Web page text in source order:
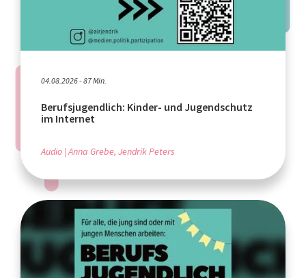
04.08.2026 - 87 Min.
Berufsjugendlich: Kinder- und Jugendschutz
im Internet
Audio Anna Grebe, Jendrik Peters